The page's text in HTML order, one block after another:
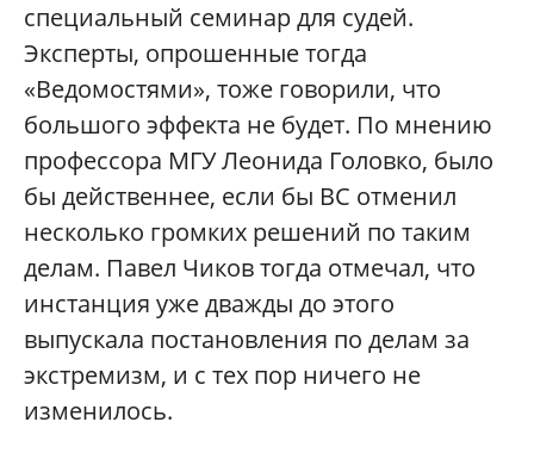
специальный семинар для судей.
Эксперты, опрошенные тогда
«Ведомостями», тоже говорили, что
большого эффекта не будет. По мнению
профессора МГУ Леонида Головко, было
бы действеннее, если бы ВС отменил
несколько громких решений по таким
делам. Павел Чиков тогда отмечал, что
инстанция уже дважды до этого
выпускала постановления по делам за
экстремизм, и с тех пор ничего не
изменилось.